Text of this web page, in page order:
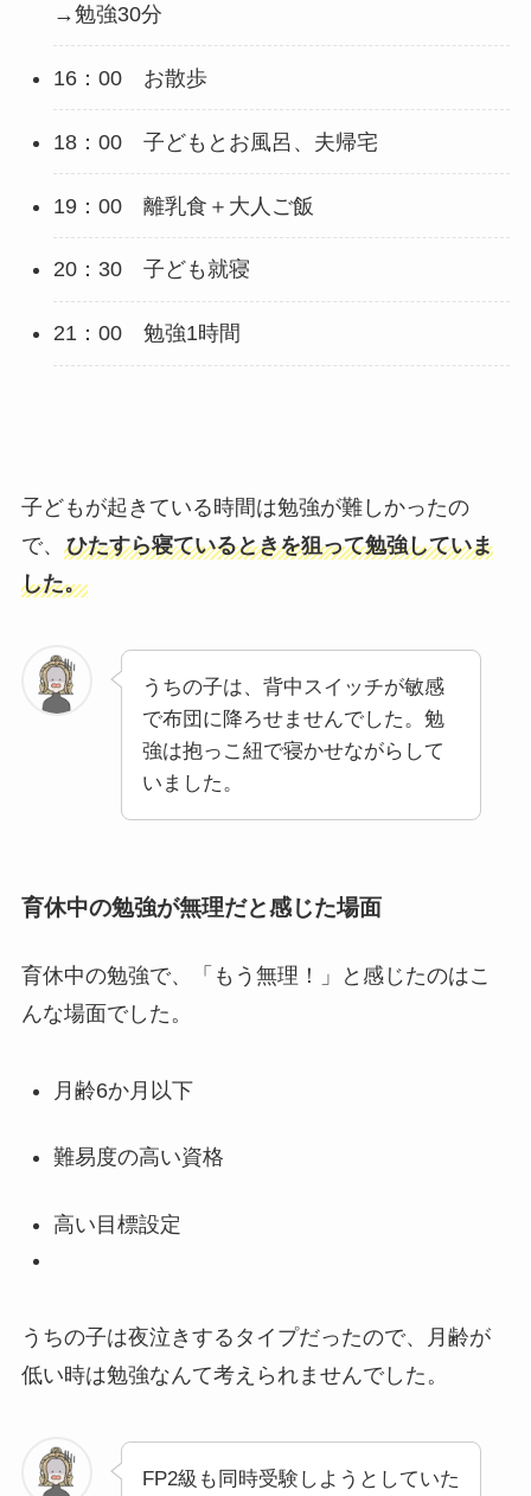
→勉強30分
16：00 お散歩
18：00 子どもとお風呂、夫帰宅
19：00 離乳食＋大人ご飯
20：30 子ども就寝
21：00 勉強1時間
子どもが起きている時間は勉強が難しかったの
で、 ひたすら寝ているときを狙って勉強していま
した。
うちの子は、背中スイッチが敏感
で布団に降ろせませんでした。勉
強は抱っこ紐で寝かせながらして
いました。
育休中の勉強が無理だと感じた場面
育休中の勉強で、「もう無理！」と感じたのはこ
んな場面でした。
月齢6か月以下
難易度の高い資格
高い目標設定
うちの子は夜泣きするタイプだったので、
月齢が
低い時は勉強なんて考えられませんでした。
FP2級も同時受験しようとしていた